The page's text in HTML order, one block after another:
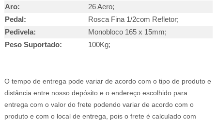
Aro:
26 Aero;
Pedal:
Rosca Fina 1/2com Refletor;
Pedivela:
Monobloco 165 x 15mm;
Peso Suportado:
100Kg;
O tempo de entrega pode variar de acordo com o tipo de produto e
distância entre nosso depósito e o endereço escolhido para
entrega com o valor do frete podendo variar de acordo com o
produto e com o local de entrega, pois o frete é calculado com